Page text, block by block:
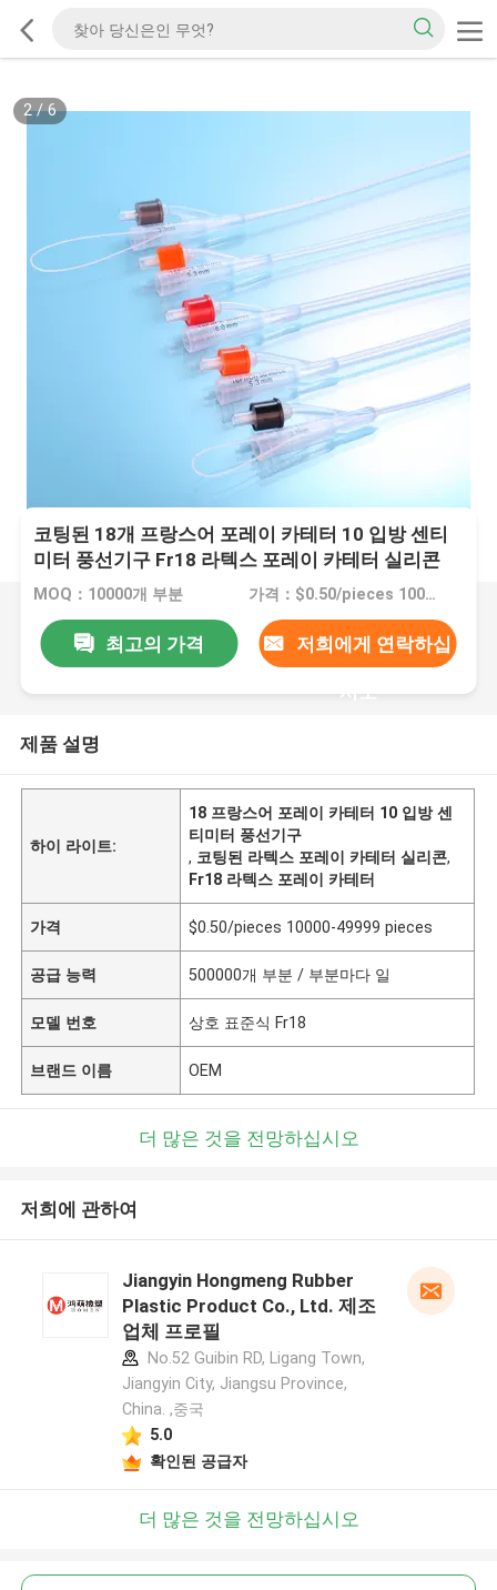
2/6
코팅된 18개 프랑스어 포레이 카테터 10 입방 센티
미터 풍선기구 Fr18 라텍스 포레이 카테터 실리콘
MOQ：10000개 부분 가격：$0.50/pieces 10000-49999 pieces
최고의 가격 저희에게 연락하십
시오
제품 설명
하이 라이트:
18 프랑스어 포레이 카테터 10 입방 센
티미터 풍선기구
, 코팅된 라텍스 포레이 카테터 실리콘,
Fr18 라텍스 포레이 카테터
가격 $0.50/pieces 10000-49999 pieces
공급 능력 500000개 부분 / 부분마다 일
모델 번호 상호 표준식 Fr18
브랜드 이름 OEM
더 많은 것을 전망하십시오
저희에 관하여
Jiangyin Hongmeng Rubber
Plastic Product Co., Ltd. 제조
업체 프로필
No.52 Guibin RD, Ligang Town,
Jiangyin City, Jiangsu Province,
China. ,중국
5.0
확인된 공급자
더 많은 것을 전망하십시오